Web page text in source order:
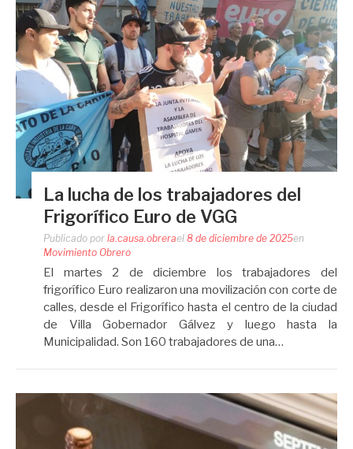
La lucha de los trabajadores del
Frigorífico Euro de VGG
Publicado por la.causa.obrerael 8 de diciembre de 2025en
Movimiento Obrero
El martes 2 de diciembre los trabajadores del
frigorífico Euro realizaron una movilización con corte de
calles, desde el Frigorífico hasta el centro de la ciudad
de Villa Gobernador Gálvez y luego hasta la
Municipalidad. Son 160 trabajadores de una…